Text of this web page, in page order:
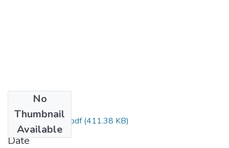
No
Thumbnail
Available
Artigo Retificado.pdf(411.38 KB)
Date